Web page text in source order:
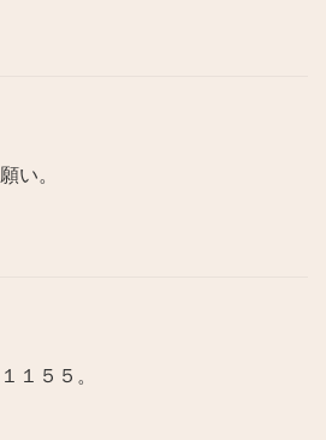
願い。
１１５５。